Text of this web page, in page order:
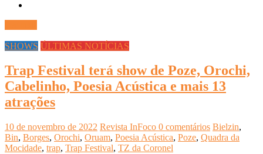
SHOWS ÚLTIMAS NOTÍCIAS
Trap Festival terá show de Poze, Orochi,
Cabelinho, Poesia Acústica e mais 13
atrações
10 de novembro de 2022 Revista InFoco 0 comentários Bielzin,
Bin, Borges, Orochi, Oruam, Poesia Acústica, Poze, Quadra da
Mocidade, trap, Trap Festival, TZ da Coronel